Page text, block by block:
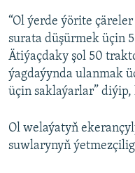
“Ol ýerde ýörite
surata düşürmek üçin
Ätiýaçdaky şol 50
ýagdaýynda ulanmak
üçin saklaýarlar” diýip,
Ol welaýatyň
suwlarynyň